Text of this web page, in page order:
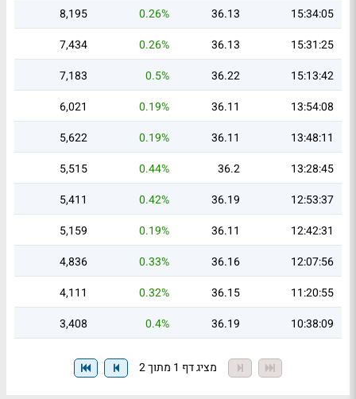
15:34:05
36.13
0.26%
8,195
15:31:25
36.13
0.26%
7,434
15:13:42
36.22
0.5%
7,183
13:54:08
36.11
0.19%
6,021
13:48:11
36.11
0.19%
5,622
13:28:45
36.2
0.44%
5,515
12:53:37
36.19
0.42%
5,411
12:42:31
36.11
0.19%
5,159
12:07:56
36.16
0.33%
4,836
11:20:55
36.15
0.32%
4,111
10:38:09
36.19
0.4%
3,408
מציג דף 1 מתוך 2